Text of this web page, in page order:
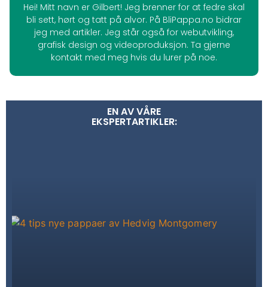
Hei! Mitt navn er Gilbert! Jeg brenner for at fedre skal
bli sett, hørt og tatt på alvor. På BliPappa.no bidrar
jeg med artikler. Jeg står også for webutvikling,
grafisk design og videoproduksjon. Ta gjerne
kontakt med meg hvis du lurer på noe.
EN AV VÅRE
EKSPERTARTIKLER: